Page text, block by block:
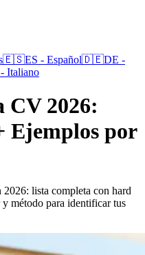
🇪🇸ES - Español🇩🇪DE -
- Italiano
CV 2026:
Ejemplos por
lista completa con hard
método para identificar tus